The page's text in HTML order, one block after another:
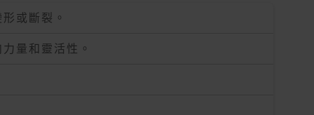
或斷裂。
量和靈活性。